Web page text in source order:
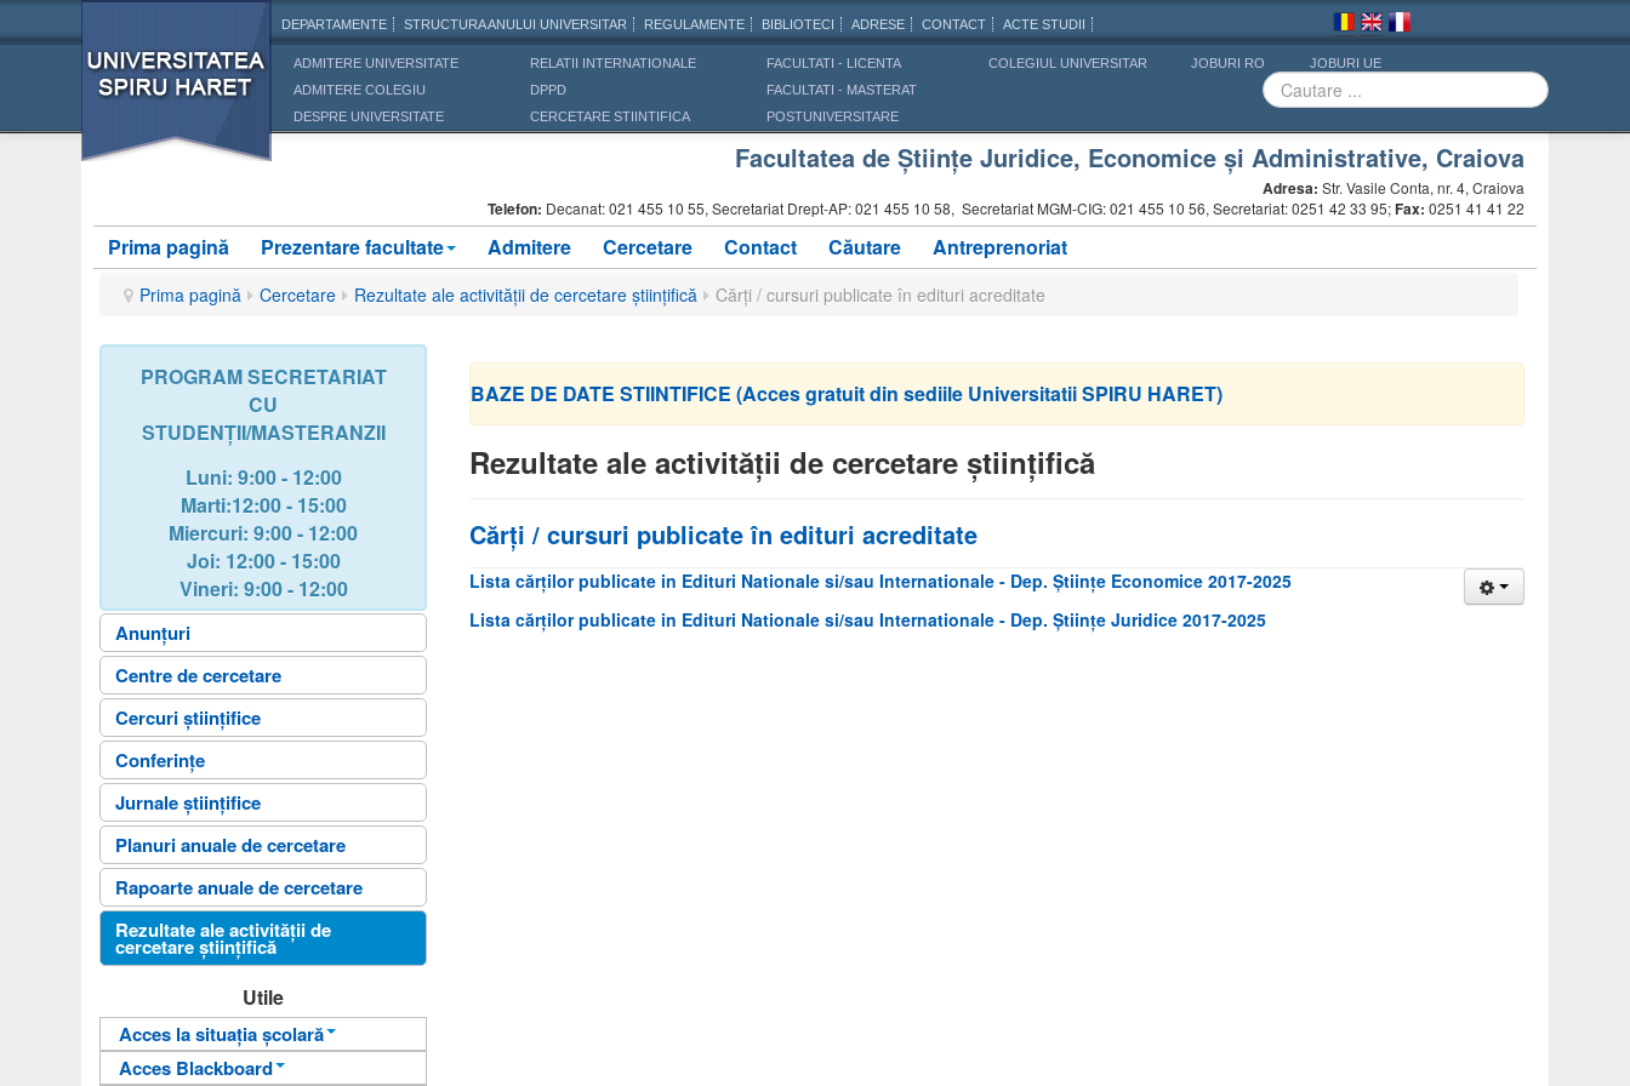
DEPARTAMENTE STRUCTURA ANULUI UNIVERSITAR REGULAMENTE BIBLIOTECI ADRESE CONTACT ACTE STUDII
ADMITERE UNIVERSITATE
ADMITERE COLEGIU
DESPRE UNIVERSITATE
RELATII INTERNATIONALE
DPPD
CERCETARE STIINTIFICA
FACULTATI - LICENTA
FACULTATI - MASTERAT
POSTUNIVERSITARE
COLEGIUL UNIVERSITAR JOBURI RO JOBURI UE
Facultatea de Științe Juridice, Economice și Administrative, Craiova
Adresa: Str. Vasile Conta, nr. 4, Craiova
Telefon: Decanat: 021 455 10 55, Secretariat Drept-AP: 021 455 10 58, Secretariat MGM-CIG: 021 455 10 56, Secretariat: 0251 42 33 95;Fax: 0251 41 41 22
Prima pagină Prezentare facultate Admitere Cercetare Contact Căutare Antreprenoriat
Prima pagină Cercetare Rezultate ale activității de cercetare științifică Cărți / cursuri publicate în edituri acreditate
PROGRAM SECRETARIAT
CU
STUDENȚII/MASTERANZII
Luni: 9:00 - 12:00
Marti:12:00 - 15:00
Miercuri: 9:00 - 12:00
Joi: 12:00 - 15:00
Vineri: 9:00 - 12:00
Anunțuri
Centre de cercetare
Cercuri științifice
Conferințe
Jurnale științifice
Planuri anuale de cercetare
Rapoarte anuale de cercetare
Rezultate ale activității de
cercetare științifică
Utile
Acces la situația școlară
Informații pentru acces
Acces Blackboard
BAZE DE DATE STIINTIFICE (Acces gratuit din sediile Universitatii SPIRU HARET)
Rezultate ale activității de cercetare științifică
Cărți / cursuri publicate în edituri acreditate
Lista cărților publicate in Edituri Nationale si/sau Internationale - Dep. Științe Economice 2017-2025
Lista cărților publicate in Edituri Nationale si/sau Internationale - Dep. Științe Juridice 2017-2025